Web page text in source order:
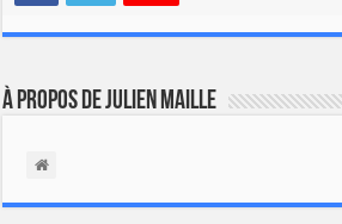
À propos de Julien Maille